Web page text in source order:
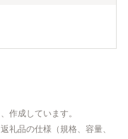
作成しています。
礼品の仕様（規格、容量、